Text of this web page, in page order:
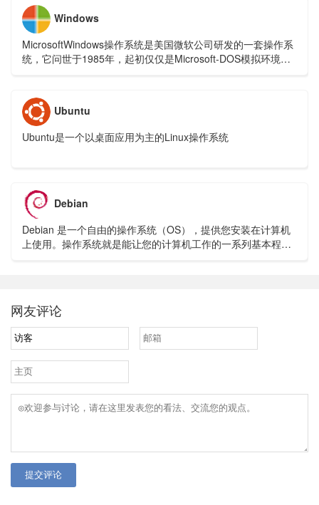
Windows
MicrosoftWindows操作系统是美国微软公司研发的一套操作系
统，它问世于1985年，起初仅仅是Microsoft-DOS模拟环境，
Ubuntu
Ubuntu是一个以桌面应用为主的Linux操作系统
Debian
Debian 是一个自由的操作系统（OS），提供您安装在计算机
上使用。操作系统就是能让您的计算机工作的一系列基本程序
网友评论
提交评论